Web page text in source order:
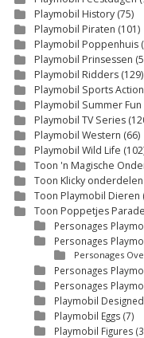
Playmobil History (75)
Playmobil Piraten (101)
Playmobil Poppenhuis
Playmobil Prinsessen
Playmobil Ridders (129)
Playmobil Sports Action
Playmobil Summer Fun
Playmobil TV Series
Playmobil Western (66)
Playmobil Wild Life
Toon 'n Magische
Toon Klicky onderdelen
Toon Playmobil Dieren
Toon Poppetjes Parade
Personages
Personages
Personages
Personages
Personages
Playmobil Designed
Playmobil Eggs (7)
Playmobil Figures